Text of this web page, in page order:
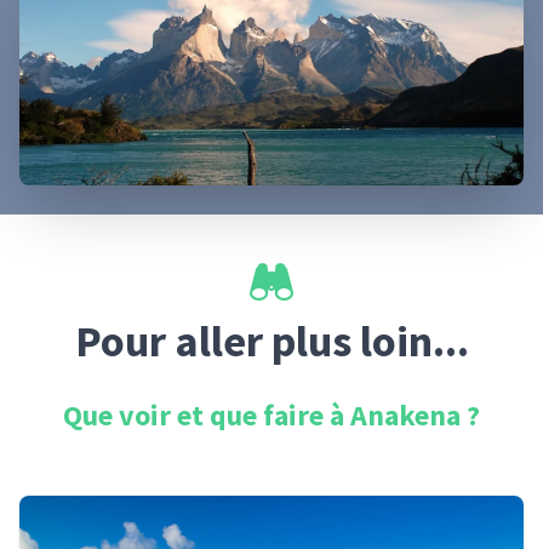
Pour aller plus loin...
Que voir et que faire àAnakena ?